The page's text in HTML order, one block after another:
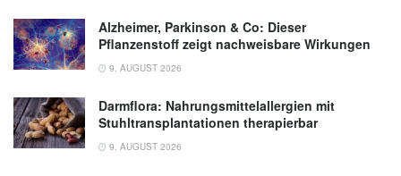
Alzheimer, Parkinson & Co: Dieser
Pflanzenstoff zeigt nachweisbare Wirkungen
9. AUGUST 2026
Darmflora: Nahrungsmittelallergien mit
Stuhltransplantationen therapierbar
9. AUGUST 2026